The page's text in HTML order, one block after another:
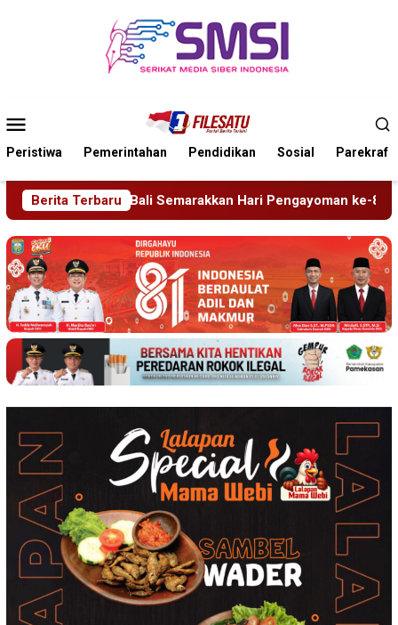
Mobile
Peristiwa Pemerintahan Pendidikan Sosial Parekraf
Berita Terbaru
Hari Pengayoman ke-81 Tragedi Proyek